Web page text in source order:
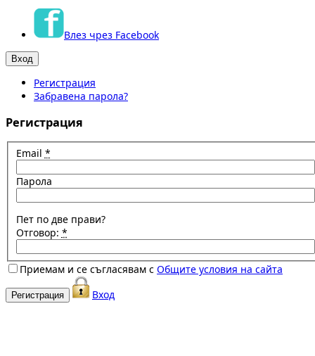
Влез чрез Facebook
Регистрация
Забравена парола?
Регистрация
Email *
Парола
Пет по две прави?
Отговор: *
Приемам и се съгласявам с Общите условия на сайта
Вход